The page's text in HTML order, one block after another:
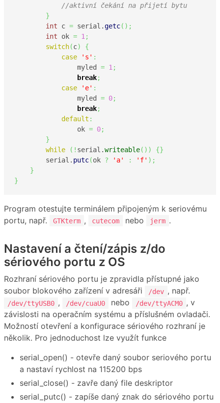
//aktivní čekání na přijetí bytu
}
int c = serial.getc( ) ;
int ok = 1;
switch(c)
{
case
's' :
                myled
= 1;
break;
case
'e' :
                myled
= 0;
break;
default :
                ok
= 0;
}
while
( ! serial.writeable( ) ) {}
        serial.
putc(ok ? 'a' : 'f' ) ;
}
}
Program otestujte terminálem připojeným k seriovému
portu, např.
GTKterm , cutecom nebo jerm .
Nastavení a čtení/zápis z/do
sériového portu z OS
Rozhraní sériového portu je zpravidla přístupné jako
soubor blokového zařízení v adresáři
/dev , např.
/dev/ttyUSB0 , /dev/cuaU0 nebo /dev/ttyACM0 , v
závislosti na operačním systému a příslušném ovladači.
Možností otevření a konfigurace sériového rozhraní je
několik. Pro jednoduchost lze využít funkce
serial_open() - otevře daný soubor seriového portu
a nastaví rychlost na 115200 bps
serial_close() - zavře daný file deskriptor
serial_putc() - zapíše daný znak do sériového portu